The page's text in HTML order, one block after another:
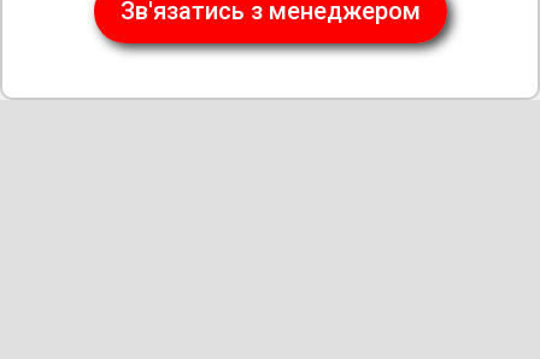
Зв'язатись з менеджером